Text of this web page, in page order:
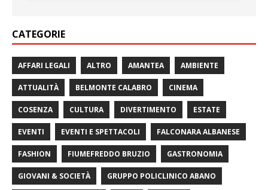
CATEGORIE
AFFARI LEGALI ALTRO AMANTEA AMBIENTE
ATTUALITÀ BELMONTE CALABRO CINEMA
COSENZA CULTURA DIVERTIMENTO ESTATE
EVENTI EVENTI E SPETTACOLI FALCONARA ALBANESE
FASHION FIUMEFREDDO BRUZIO GASTRONOMIA
GIOVANI & SOCIETÀ GRUPPO POLICLINICO ABANO